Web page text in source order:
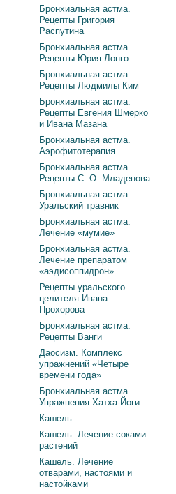
Бронхиальная астма.
Рецепты Григория
Распутина
Бронхиальная астма.
Рецепты Юрия Лонго
Бронхиальная астма.
Рецепты Людмилы Ким
Бронхиальная астма.
Рецепты Евгения Шмерко
и Ивана Мазана
Бронхиальная астма.
Аэрофитотерапия
Бронхиальная астма.
Рецепты С. О. Младенова
Бронхиальная астма.
Уральский травник
Бронхиальная астма.
Лечение «мумие»
Бронхиальная астма.
Лечение препаратом
«аэдисоппидрон».
Рецепты уральского
целителя Ивана
Прохорова
Бронхиальная астма.
Рецепты Ванги
Даосизм. Комплекс
упражнений «Четыре
времени года»
Бронхиальная астма.
Упражнения Хатха-Йоги
Кашель
Кашель. Лечение соками
растений
Кашель. Лечение
отварами, настоями и
настойками